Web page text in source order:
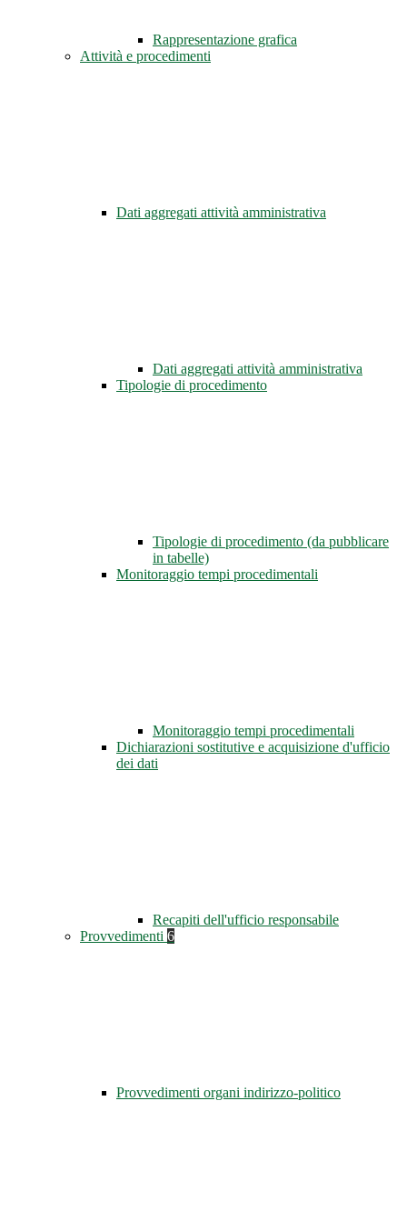
Rappresentazione grafica
Attività e procedimenti
Dati aggregati attività amministrativa
Dati aggregati attività amministrativa
Tipologie di procedimento
Tipologie di procedimento (da pubblicare
in tabelle)
Monitoraggio tempi procedimentali
Monitoraggio tempi procedimentali
Dichiarazioni sostitutive e acquisizione d'ufficio
dei dati
Recapiti dell'ufficio responsabile
Provvedimenti 6
Provvedimenti organi indirizzo-politico